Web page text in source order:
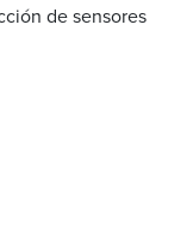
de sensores